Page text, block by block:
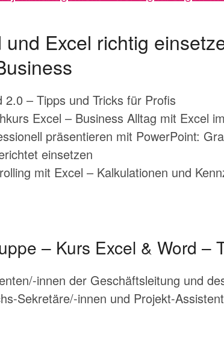
und Excel richtig
2.0 – Tipps und Tricks für Profis
Excel – Business Alltag mit Excel
präsentieren mit PowerPoint:
einsetzen
mit Excel – Kalkulationen und
– Kurs Excel & Word –
innen der Geschäftsleitung und
Sekretäre/-innen und Projekt-